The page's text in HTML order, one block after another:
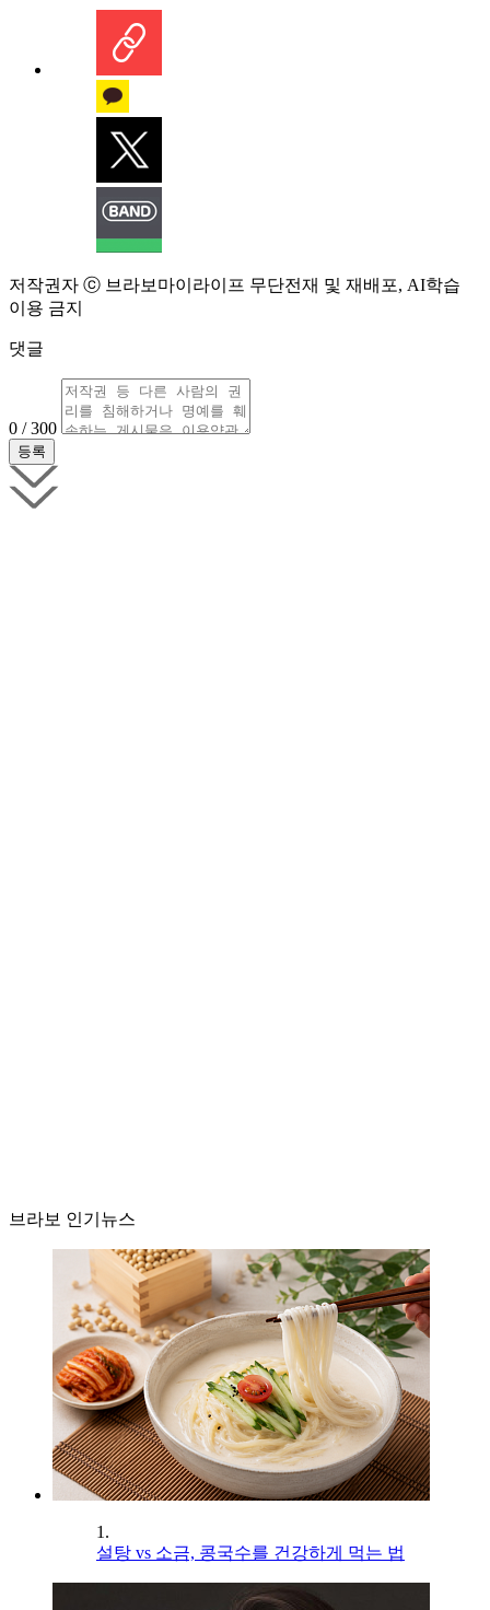
저작권자 ⓒ 브라보마이라이프 무단전재 및 재배포, AI학습
이용 금지
댓글
0 / 300
브라보 인기뉴스
1.
설탕 vs 소금, 콩국수를 건강하게 먹는 법